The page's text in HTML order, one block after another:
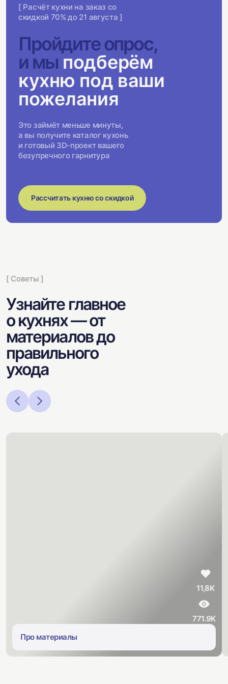
[ Расчёт кухни на заказ со
скидкой 70% до 21 августа ]
Пройдите опрос,
и мы подберём
кухню под ваши
пожелания
Это займёт меньше минуты,
а вы получите каталог кухонь
и готовый 3D-проект вашего
безупречного гарнитура
Рассчитать кухню со скидкой
[ Советы ]
Узнайте главное
о кухнях — от
материалов до
правильного
ухода
11,8K
771.9K
Про материалы